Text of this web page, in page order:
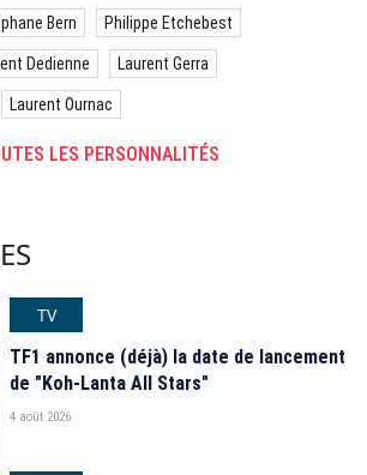
Bern Philippe Etchebest
Dedienne Laurent Gerra
Laurent Ournac
LES PERSONNALITÉS
TV
TF1 annonce (déjà) la date de lancement
de "Koh-Lanta All Stars"
4 août 2026